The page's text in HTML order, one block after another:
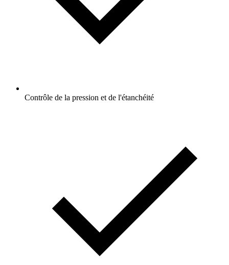
Contrôle de la pression et de l'étanchéité